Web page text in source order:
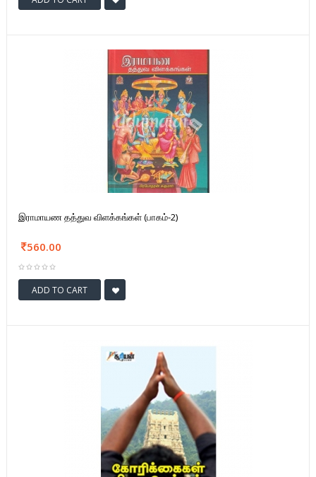
இராமாயண தத்துவ விளக்கங்கள் (பாகம்-2)
560.00
ADD TO CART